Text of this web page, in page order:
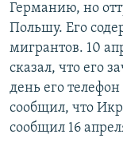
Германию, но
Польшу. Его
мигрантов. 10
сказал, что его
день его
сообщил, что
сообщил 16